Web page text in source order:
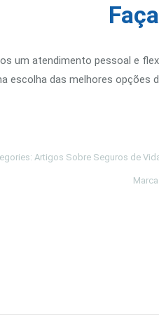
um atendimento pessoal e
escolha das melhores opções
Artigos Sobre Seguros de